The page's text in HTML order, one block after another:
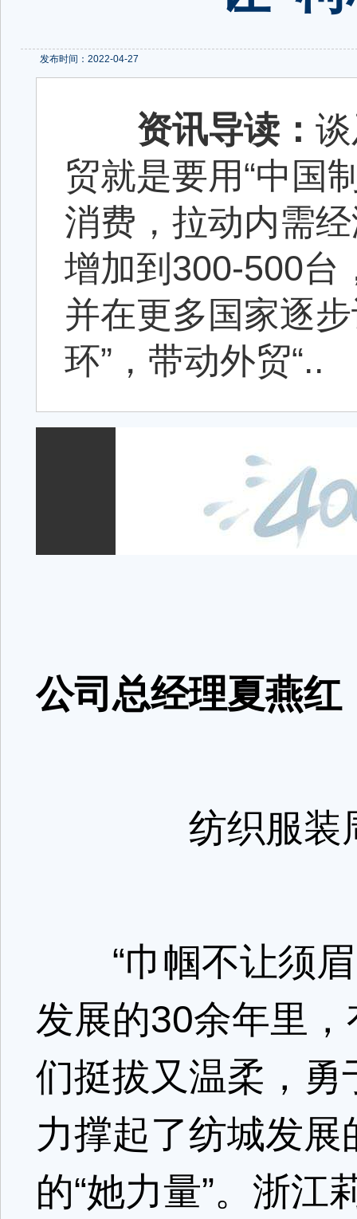
发布时间：2022-04-27
资讯导读：
贸就是要用“中国
消费，拉动内需
增加到300-500台
并在更多国家逐
环”，带动外贸“..
公司总经理夏燕红
纺织服装
“巾帼不让须眉
发展的30余年里
们挺拔又温柔，
力撑起了纺城发展
的“她力量”。浙江